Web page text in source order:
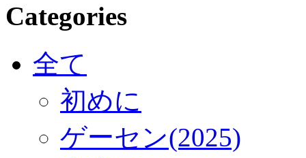
Categories
全て
初めに
ゲーセン(2025)